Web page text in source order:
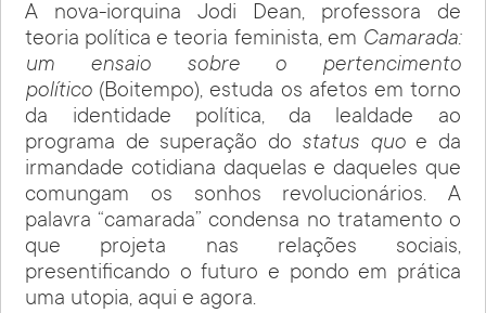
A nova-iorquina Jodi Dean, professora de
teoria política e teoria feminista, em Camarada:
um ensaio sobre o pertencimento
político (Boitempo), estuda os afetos em torno
da identidade política, da lealdade ao
programa de superação do status quoe da
irmandade cotidiana daquelas e daqueles que
comungam os sonhos revolucionários. A
palavra “camarada” condensa no tratamento o
que projeta nas relações sociais,
presentificando o futuro e pondo em prática
uma utopia, aqui e agora.